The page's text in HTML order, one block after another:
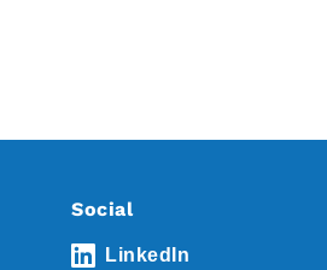
Social
LinkedIn